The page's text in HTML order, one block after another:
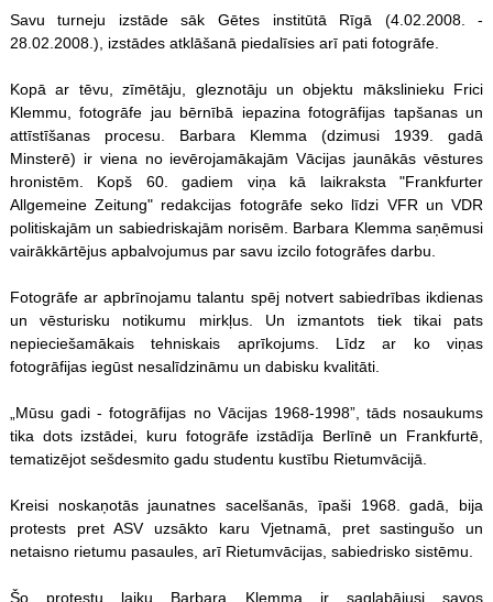
Savu turneju izstāde sāk Gētes institūtā Rīgā (4.02.2008. -
28.02.2008.), izstādes atklāšanā piedalīsies arī pati fotogrāfe.
Kopā ar tēvu, zīmētāju, gleznotāju un objektu mākslinieku Frici
Klemmu, fotogrāfe jau bērnībā iepazina fotogrāfijas tapšanas un
attīstīšanas procesu. Barbara Klemma (dzimusi 1939. gadā
Minsterē) ir viena no ievērojamākajām Vācijas jaunākās vēstures
hronistēm. Kopš 60. gadiem viņa kā laikraksta "Frankfurter
Allgemeine Zeitung" redakcijas fotogrāfe seko līdzi VFR un VDR
politiskajām un sabiedriskajām norisēm. Barbara Klemma saņēmusi
vairākkārtējus apbalvojumus par savu izcilo fotogrāfes darbu.
Fotogrāfe ar apbrīnojamu talantu spēj notvert sabiedrības ikdienas
un vēsturisku notikumu mirkļus. Un izmantots tiek tikai pats
nepieciešamākais tehniskais aprīkojums. Līdz ar ko viņas
fotogrāfijas iegūst nesalīdzināmu un dabisku kvalitāti.
„Mūsu gadi - fotogrāfijas no Vācijas 1968-1998”, tāds nosaukums
tika dots izstādei, kuru fotogrāfe izstādīja Berlīnē un Frankfurtē,
tematizējot sešdesmito gadu studentu kustību Rietumvācijā.
Kreisi noskaņotās jaunatnes sacelšanās, īpaši 1968. gadā, bija
protests pret ASV uzsākto karu Vjetnamā, pret sastingušo un
netaisno rietumu pasaules, arī Rietumvācijas, sabiedrisko sistēmu.
Šo protestu laiku Barbara Klemma ir saglabājusi savos